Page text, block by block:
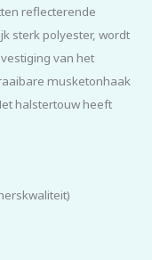
reflecterende
sterk polyester, wordt
van het
musketonhaak
halstertouw heeft